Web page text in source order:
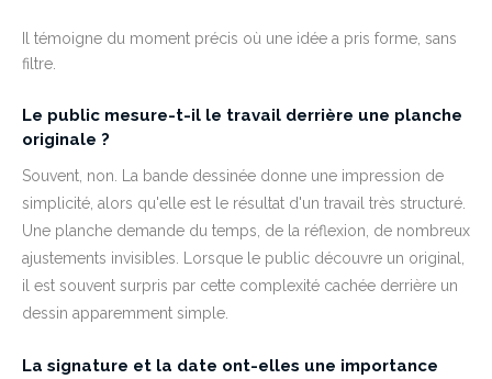
Il témoigne du moment précis où une idée a pris forme, sans
filtre.
Le public mesure-t-il le travail derrière une planche
originale ?
Souvent, non. La bande dessinée donne une impression de
simplicité, alors qu'elle est le résultat d'un travail très structuré.
Une planche demande du temps, de la réflexion, de nombreux
ajustements invisibles. Lorsque le public découvre un original,
il est souvent surpris par cette complexité cachée derrière un
dessin apparemment simple.
La signature et la date ont-elles une importance